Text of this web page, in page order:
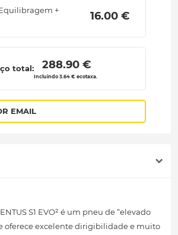
+
16.00 €
total: 288.90 €
Incluindo 3.64 € ecotaxa.
EMAIL
S1 EVO² é um pneu de “elevado
oferece excelente dirigibilidade e muito